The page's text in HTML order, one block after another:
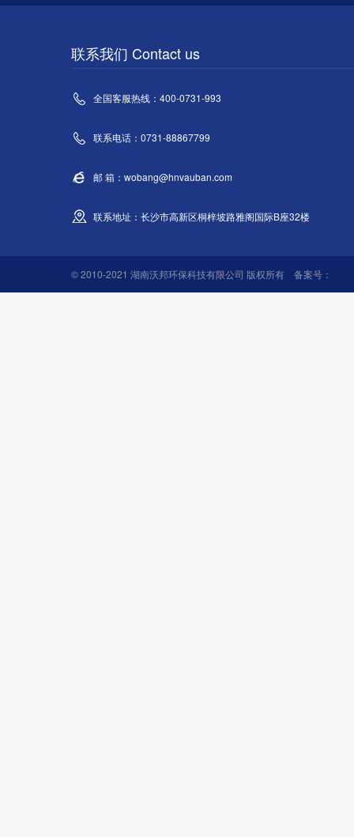
联系我们 Contact us
全国客服热线：400-0731-993
联系电话：0731-88867799
邮 箱：wobang@hnvauban.com
联系地址：长沙市高新区桐梓坡路雅阁国际B座32楼
© 2010-2021 湖南沃邦环保科技有限公司 版权所有 备案号：